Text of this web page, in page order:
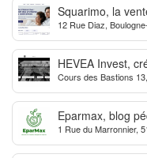
Squarimo, la
dynamise les
12 Rue Diaz,
HEVEA Invest,
Suisse
Cours des Bastions
Eparmax, blog
personnelles
1 Rue du Marronnier,